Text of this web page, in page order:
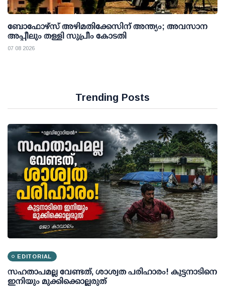
ബോഫോഴ്സ് അഴിമതിക്കേസിന് അന്ത്യം; അവസാന
അപ്പീലും തള്ളി സുപ്രീം കോടതി
07 08 2026
Trending Posts
EDITORIAL
സഹതാപമല്ല വേണ്ടത്, ശാശ്വത പരിഹാരം! കുട്ടനാടിനെ
ഇനിയും മുക്കിക്കൊല്ലരുത്